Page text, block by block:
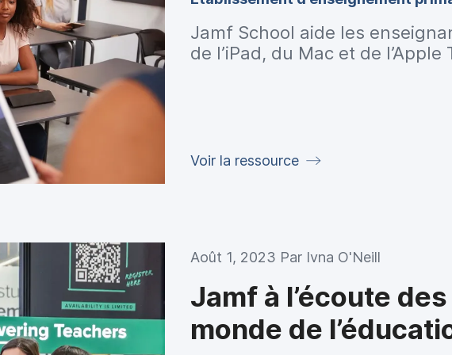
Jamf School aide les
de l’iPad, du Mac et de l’Apple
Voir la ressource
Août 1, 2023 Par Ivna O'Neill
Jamf à l’écoute
monde de